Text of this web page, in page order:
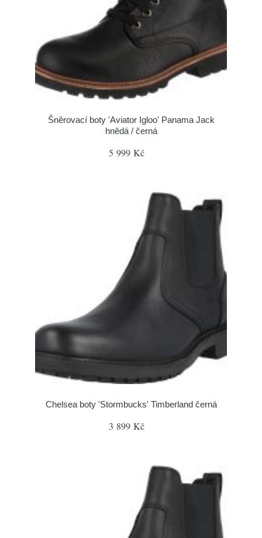
Šněrovací boty 'Aviator Igloo' Panama Jack
hnědá / černá
5 999 Kč
Chelsea boty 'Stormbucks' Timberland černá
3 899 Kč